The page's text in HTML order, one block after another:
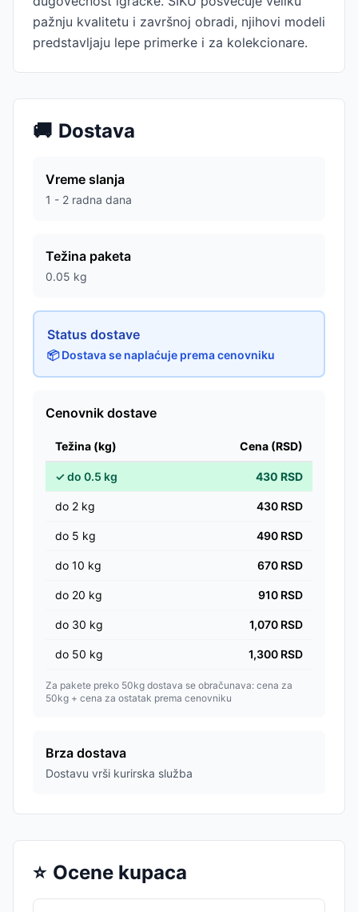
pažnju kvalitetu i završnoj obradi, njihovi modeli
predstavljaju lepe primerke i za kolekcionare.
🚚 Dostava
Vreme slanja
1 - 2 radna dana
Težina paketa
0.05 kg
Status dostave
📦 Dostava se naplaćuje prema cenovniku
Cenovnik dostave
Težina (kg) Cena (RSD)
✓do 0.5 kg 430 RSD
do 2 kg 430 RSD
do 5 kg 490 RSD
do 10 kg 670 RSD
do 20 kg 910 RSD
do 30 kg 1,070 RSD
do 50 kg 1,300 RSD
Za pakete preko 50kg dostava se obračunava: cena za
50kg + cena za ostatak prema cenovniku
Brza dostava
Dostavu vrši kurirska služba
⭐ Ocene kupaca